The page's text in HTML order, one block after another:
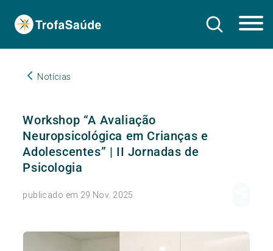
Notícias
Workshop “A Avaliação
Neuropsicológica em Crianças e
Adolescentes” | II Jornadas de
Psicologia
publicado em 29 Nov. 2025